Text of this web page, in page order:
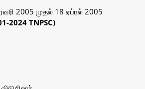
2005 முதல் 18 ஏப்ரல் 2005
2024 TNPSC)